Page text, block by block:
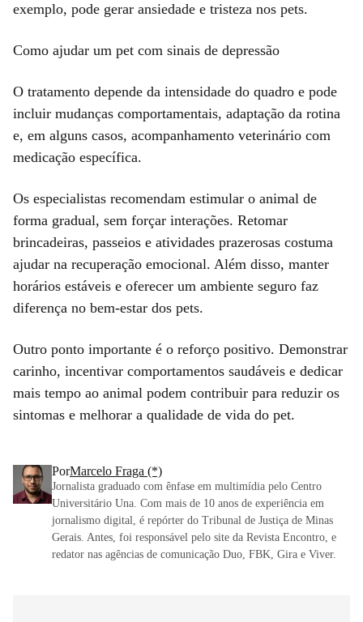
exemplo, pode gerar ansiedade e tristeza nos pets.
Como ajudar um pet com sinais de depressão
O tratamento depende da intensidade do quadro e pode
incluir mudanças comportamentais, adaptação da rotina
e, em alguns casos, acompanhamento veterinário com
medicação específica.
Os especialistas recomendam estimular o animal de
forma gradual, sem forçar interações. Retomar
brincadeiras, passeios e atividades prazerosas costuma
ajudar na recuperação emocional. Além disso, manter
horários estáveis e oferecer um ambiente seguro faz
diferença no bem-estar dos pets.
Outro ponto importante é o reforço positivo. Demonstrar
carinho, incentivar comportamentos saudáveis e dedicar
mais tempo ao animal podem contribuir para reduzir os
sintomas e melhorar a qualidade de vida do pet.
PorMarcelo Fraga (*)
Jornalista graduado com ênfase em multimídia pelo Centro
Universitário Una. Com mais de 10 anos de experiência em
jornalismo digital, é repórter do Tribunal de Justiça de Minas
Gerais. Antes, foi responsável pelo site da Revista Encontro, e
redator nas agências de comunicação Duo, FBK, Gira e Viver.